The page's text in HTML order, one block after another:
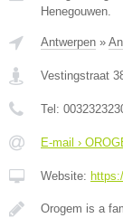
Henegouwen.
Antwerpen »
Vestingstraat
Tel:
E-mail ›
Website:
Orogem is a